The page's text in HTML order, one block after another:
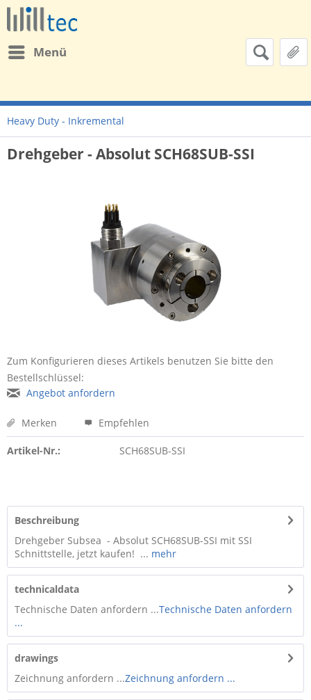
Menü
Heavy Duty - Inkremental
Drehgeber - Absolut SCH68SUB-SSI
Zum Konfigurieren dieses Artikels benutzen Sie bitte den
Bestellschlüssel:
Angebot anfordern
Merken Empfehlen
Artikel-Nr.: SCH68SUB-SSI
Beschreibung
Drehgeber Subsea - Absolut SCH68SUB-SSI mit SSI
Schnittstelle, jetzt kaufen! ... mehr
technicaldata
Technische Daten anfordern ...Technische Daten anfordern
...
drawings
Zeichnung anfordern ...Zeichnung anfordern ...